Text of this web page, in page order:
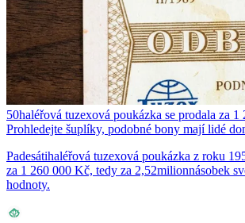
50haléřová tuzexová poukázka se prodala za 1
Prohledejte šuplíky, podobné bony mají lidé
Padesátihaléřová tuzexová poukázka z roku
za 1 260 000 Kč, tedy za 2,52milionnásobek
hodnoty.